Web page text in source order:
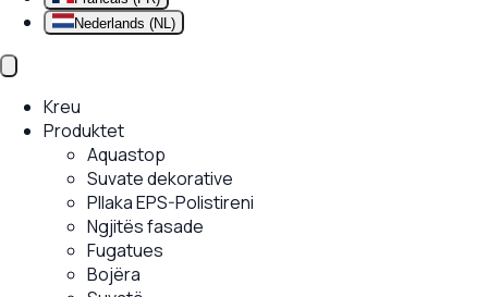
Nederlands (NL)
Kreu
Produktet
Aquastop
Suvate dekorative
Pllaka EPS-Polistireni
Ngjitës fasade
Fugatues
Bojëra